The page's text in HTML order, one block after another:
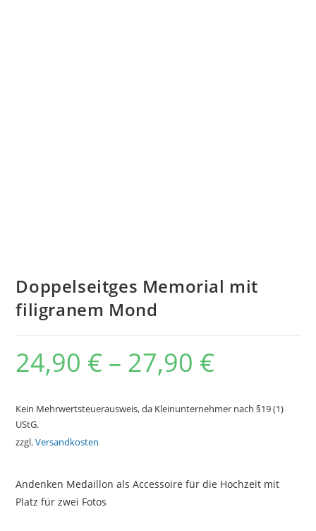
Doppelseitges Memorial mit
filigranem Mond
24,90 € – 27,90 €
Kein Mehrwertsteuerausweis, da Kleinunternehmer nach §19 (1)
UStG.
zzgl.Versandkosten
Andenken Medaillon als Accessoire für die Hochzeit mit
Platz für zwei Fotos